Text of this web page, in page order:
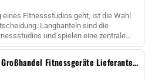
Fitnessstudios geht, ist die Wahl
Langhanteln sind die
und spielen eine zentrale
Die Auswahl der richtigen Großhandel Fitnessgeräte Lieferanten für kommerzielle Fitnessstudio Bedürfnisse